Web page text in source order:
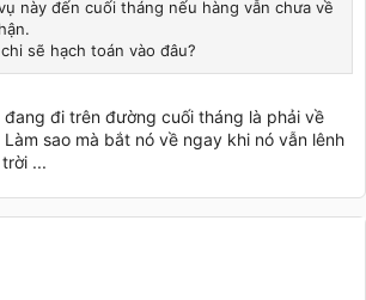
này đến cuối tháng nếu hàng vẫn chưa về
sẽ hạch toán vào đâu?
đang đi trên đường cuối tháng là phải về
sao mà bắt nó về ngay khi nó vẫn lênh
...